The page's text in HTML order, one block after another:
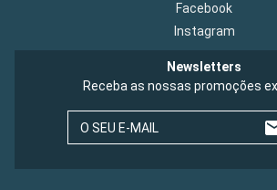
Facebook
Instagram
Newsletters
Receba as nossas promoções
O SEU E-MAIL